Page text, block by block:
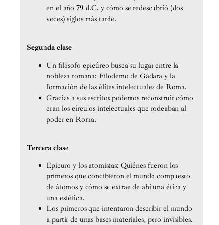
en el año 79 d.C. y cómo se redescubrió (dos
veces) siglos más tarde.
Segunda clase
Un filósofo epicúreo busca su lugar entre la
nobleza romana: Filodemo de Gádara y la
formación de las élites intelectuales de Roma.
Gracias a sus escritos podemos reconstruir cómo
eran los círculos intelectuales que rodeaban al
poder en Roma.
Tercera clase
Epicuro y los atomistas: Quiénes fueron los
primeros que concibieron el mundo compuesto
de átomos y cómo se extrae de ahí una ética y
una estética.
Los primeros que intentaron describir el mundo
a partir de unas bases materiales, pero invisibles.